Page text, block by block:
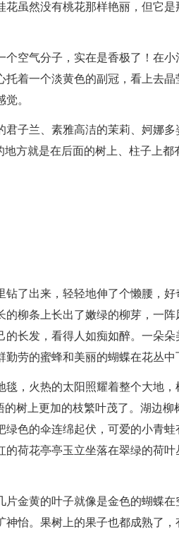
虽然没有桃花那样艳丽，但它是
空气分子，实在是香极了！在
着一个淡黄色的副冠，看上去
。
子兰、素雅高洁的茉莉、妸娜
方就是在后面的树上、柱子上都
了出来，轻轻地伸了个懒腰，
柳条上长出了嫩绿的柳芽，一
长发，看得人如痴如醉。一朵
劳的蜜蜂和美丽的蝴蝶在花丛中
，火热的太阳照耀着整个大地，
树上更加的枝繁叶茂了。湖边柳
色的伞连绵起伏，可爱的小青
荷花亭亭玉立坐落在翠绿的荷
金黄的叶子就像是金色的蝴蝶在
怡。果树上的果子也都成熟了